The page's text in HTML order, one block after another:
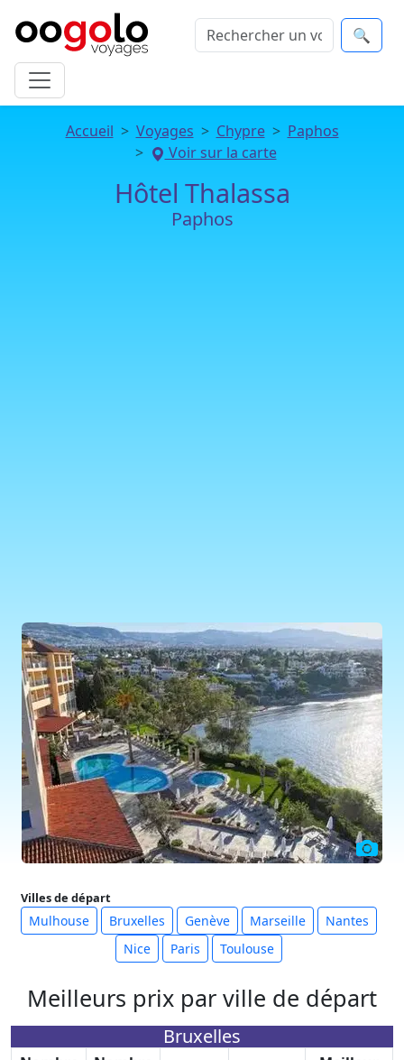
🔍
Accueil Voyages Chypre
Paphos
Voir sur la carte
Hôtel Thalassa
Paphos
Villes de départ
Mulhouse Bruxelles Genève Marseille
Nantes
Nice
Paris Toulouse
Meilleurs prix par ville de départ
Bruxelles